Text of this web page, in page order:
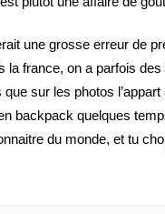
une grosse erreur de
la france, on a parfois
sur les photos l’appart
backpack quelques
du monde, et tu